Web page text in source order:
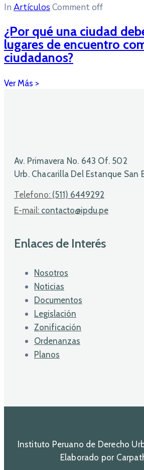
In Artículos Comment off
¿Por qué una ciudad
lugares de encuentro
ciudadanos?
Av. Primavera No. 643 Of. 502
Urb. Chacarilla Del Estanque San
Telefono: (511) 6449292
E-mail: contacto@ipdu.pe
Enlaces de Interés
Nosotros
Noticias
Documentos
Legislación
Zonificación
Ordenanzas
Planos
Instituto Peruano de Derecho
Elaborado por